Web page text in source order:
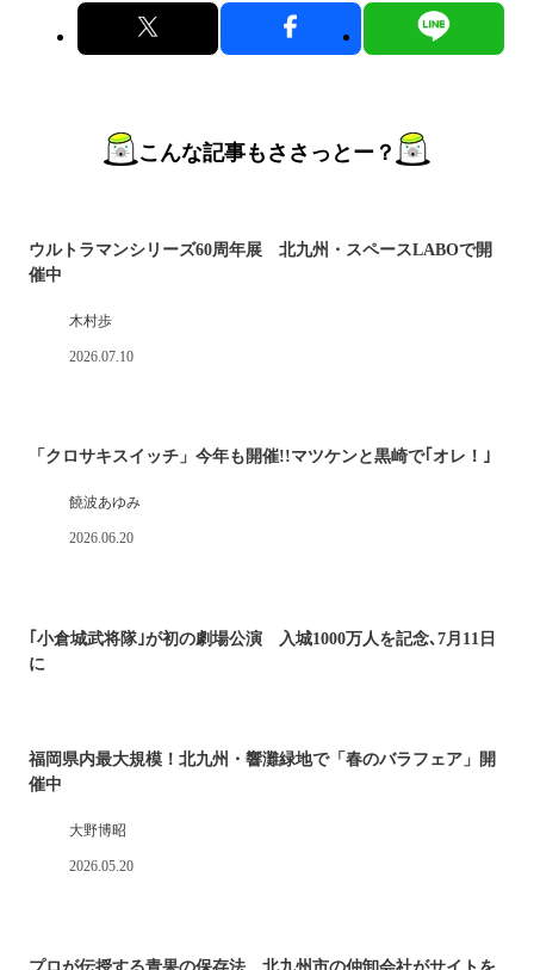
こんな記事もささっとー？
ウルトラマンシリーズ60周年展 北九州・スペースLABOで開
催中
木村歩
2026.07.10
「クロサキスイッチ」今年も開催!!マツケンと黒崎で｢オレ！｣
饒波あゆみ
2026.06.20
｢小倉城武将隊｣が初の劇場公演 入城1000万人を記念､7月11日
に
福岡県内最大規模！北九州・響灘緑地で「春のバラフェア」開
催中
大野博昭
2026.05.20